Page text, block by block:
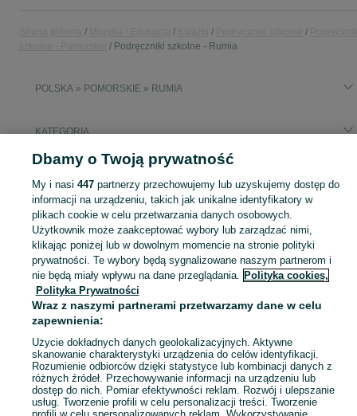
Podręczniki szkolne - Rumia
POLSKA » POMORSKIE » RUMIA
KATEGORIA
Popularne wyszukiwania
liceum liceum vi gdynia 1 klasa komplet 1 klasa
Sprzedaż podręczników do szkoły Rumia ▶️ matematyka, polski, historia i inne ✅ Nowe i używane w super cenach ✌ Kupuj i sprzedawaj na OLX.pl! Zobacz
Mapa kategorii
Mapa miejscowości
Mapa ministron
Popularne wyszukiwania
Dbamy o Twoją prywatność
My i nasi 447partnerzy przechowujemy lub uzyskujemy dostęp do
informacji na urządzeniu, takich jak unikalne identyfikatory w
plikach cookie w celu przetwarzania danych osobowych.
Użytkownik może zaakceptować wybory lub zarządzać nimi,
klikając poniżej lub w dowolnym momencie na stronie polityki
prywatności. Te wybory będą sygnalizowane naszym partnerom i
nie będą miały wpływu na dane przeglądania. Polityka cookies,
Polityka Prywatności
Wraz z naszymi partnerami przetwarzamy dane w celu
zapewnienia:
Użycie dokładnych danych geolokalizacyjnych. Aktywne
skanowanie charakterystyki urządzenia do celów identyfikacji.
Rozumienie odbiorców dzięki statystyce lub kombinacji danych z
różnych źródeł. Przechowywanie informacji na urządzeniu lub
dostęp do nich. Pomiar efektywności reklam. Rozwój i ulepszanie
usług. Tworzenie profili w celu personalizacji treści. Tworzenie